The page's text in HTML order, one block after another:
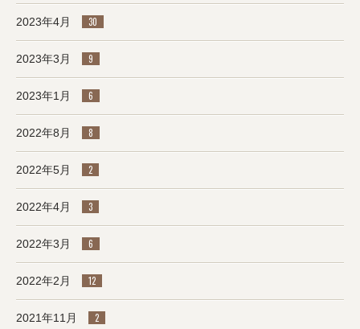
2023年4月 30
2023年3月 9
2023年1月 6
2022年8月 8
2022年5月 2
2022年4月 3
2022年3月 6
2022年2月 12
2021年11月 2